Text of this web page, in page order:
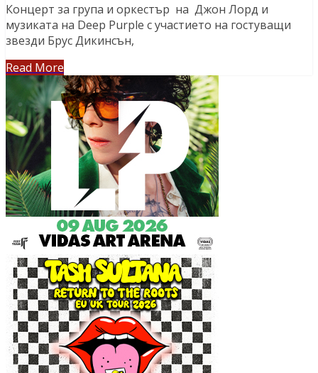
Концерт за група и оркестър на Джон Лорд и
музиката на Deep Purple с участието на гостуващи
звезди Брус Дикинсън,
Read More